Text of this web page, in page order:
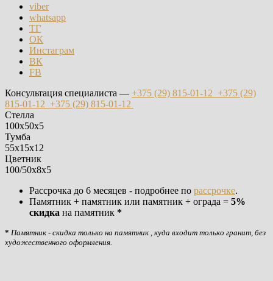
viber
whatsapp
ТГ
ОК
Инстаграм
ВК
FB
Консультация специалиста — +375 (29) 815-01-12 +375 (29)
815-01-12 +375 (29) 815-01-12
Стелла
100х50х5
Тумба
55х15х12
Цветник
100/50х8х5
Рассрочка до 6 месяцев - подробнее по рассрочке.
Памятник + памятник или памятник + ограда = 5%
скидка на памятник *
* Памятник - скидка только на памятник , куда входит только гранит, без
художественного оформления.